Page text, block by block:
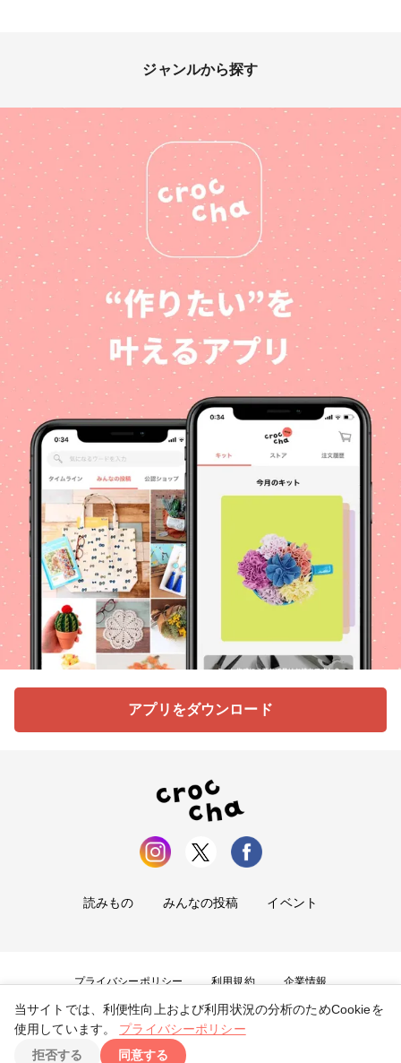
ジャンルから探す
アプリをダウンロード
読みもの みんなの投稿 イベント
プライバシーポリシー 利用規約 企業情報
お問い合わせ
Copyright ©2026tryangle Co., Ltd. All Rights Reserved.
当サイトでは、利便性向上および利用状況の分析のためCookieを
使用しています。
プライバシーポリシー
拒否する
同意する